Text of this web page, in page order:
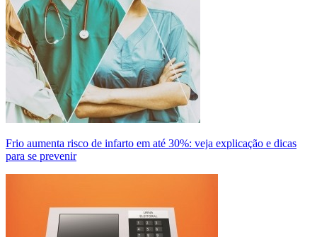
Frio aumenta risco de infarto em até 30%: veja explicação e dicas
para se prevenir